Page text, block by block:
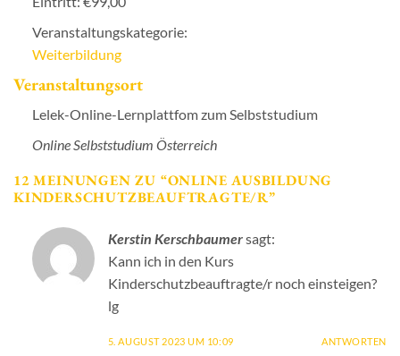
Veranstaltungskategorie:
Weiterbildung
Veranstaltungsort
Lelek-Online-Lernplattfom zum Selbststudium
Online Selbststudium Österreich
12 MEINUNGEN ZU “ONLINE AUSBILDUNG
KINDERSCHUTZBEAUFTRAGTE/R”
Kerstin Kerschbaumersagt:
Kann ich in den Kurs
Kinderschutzbeauftragte/r noch einsteigen?
lg
5. AUGUST 2023 UM 10:09 ANTWORTEN